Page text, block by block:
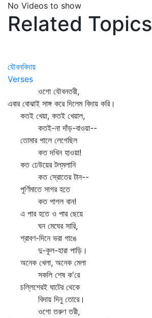
No Videos to show
Related Topics
যৌবনবিদায়
Verses
ওগো যৌবনতরী,
এবার বোঝাই সাঙ্গ করে দিলেম বিদায় করি।
কতই খেয়া, কতই খেয়াল,
কতই-না দাঁড়-বাওয়া--
তোমার পালে লেগেছিল
কত দখিন হাওয়া!
কত ঢেউয়ের টল্‌মলানি
কত স্রোতের টান--
পূর্ণিমাতে সাগর হতে
কত পাগল বান!
এ পার হতে ও পার ছেয়ে
ঘন মেঘের সারি,
শ্রাবণ-দিনে ভরা গাঙে
দু-কূল-হারা পাড়ি।
অনেক খেলা, অনেক মেলা
সকলি শেষ ক'রে
চল্লিশেরই ঘাটের থেকে
বিদায় দিনু তোরে।
ওগো তরুণ তরী,